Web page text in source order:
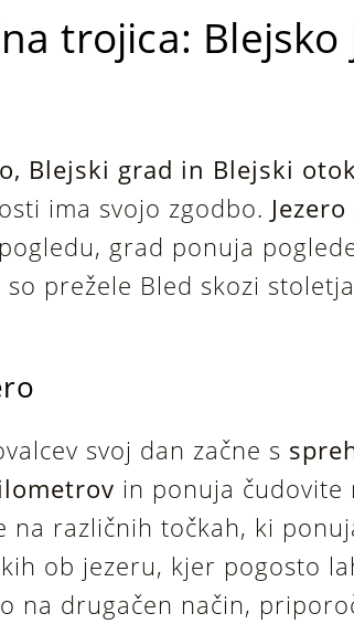
trojica:
Blejski grad in Blejski otok
ima svojo zgodbo. Jezero
grad ponuja
prežele Bled skozi
svoj dan začne s
in ponuja čudovite
na različnih točkah, ki
ob jezeru, kjer pogosto
na drugačen način,